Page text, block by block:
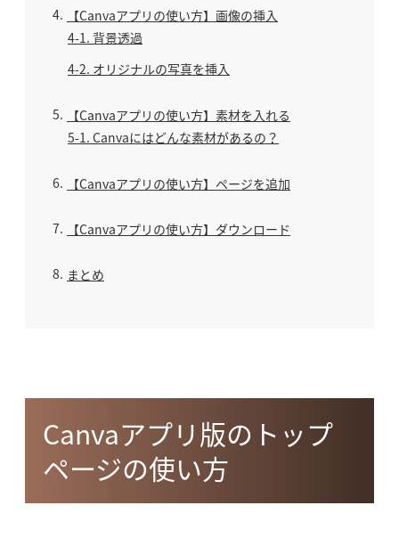
4
【Canvaアプリの使い方】画像の挿入
4-1 背景透過
4-2 オリジナルの写真を挿入
5
【Canvaアプリの使い方】素材を入れる
5-1 Canvaにはどんな素材があるの？
6 【Canvaアプリの使い方】ページを追加
7 【Canvaアプリの使い方】ダウンロード
8 まとめ
Canvaアプリ版のトップ
ページの使い方